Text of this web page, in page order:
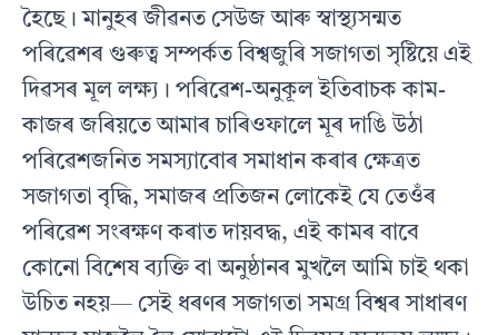
হৈছে। মানুহৰ জীৱনত সেউজ আৰু স্বাস্থ‍্যসন্মত
পৰিৱেশৰ গুৰুত্ব সম্পৰ্কত বিশ্বজুৰি সজাগতা সৃষ্টিয়ে এই
দিৱসৰ মূল লক্ষ্য। পৰিৱেশ-অনুকূল ইতিবাচক কাম-
কাজৰ জৰিয়তে আমাৰ চাৰিওফালে মূৰ দাঙি উঠা
পৰিৱেশজনিত সমস্যাবোৰ সমাধান কৰাৰ ক্ষেত্ৰত
সজাগতা বৃদ্ধি, সমাজৰ প্ৰতিজন লোকেই যে তেওঁৰ
পৰিৱেশ সংৰক্ষণ কৰাত দায়বদ্ধ, এই কামৰ বাবে
কোনো বিশেষ ব্যক্তি বা অনুষ্ঠানৰ মুখলৈ আমি চাই থকা
উচিত নহয়— সেই ধৰণৰ সজাগতা সমগ্ৰ বিশ্বৰ সাধাৰণ